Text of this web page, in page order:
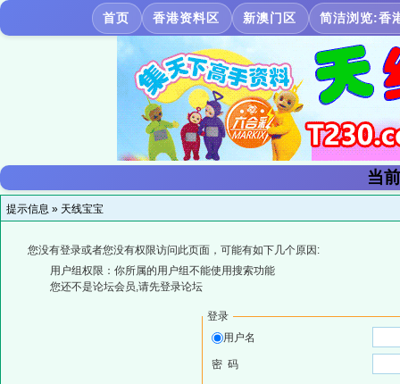
首页 香港资料区 新澳门区 简洁浏览:香
当
提示信息 » 天线宝宝
您没有登录或者您没有权限访问此页面，可能有如下几个原因:
用户组权限：你所属的用户组不能使用搜索功能
您还不是论坛会员,请先登录论坛
登录
用户名
密 码